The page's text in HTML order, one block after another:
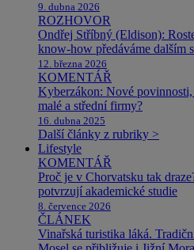
9. dubna 2026
ROZHOVOR
Ondřej Stříbný (Eldison):
know-how předáváme dalším
12. března 2026
KOMENTÁŘ
Kyberzákon: Nové
malé a střední firmy?
16. dubna 2025
Další články z rubriky >
Lifestyle
KOMENTÁŘ
Proč je v Chorvatsku tak
potvrzují akademické studie
8. července 2026
ČLÁNEK
Vinařská turistika láká.